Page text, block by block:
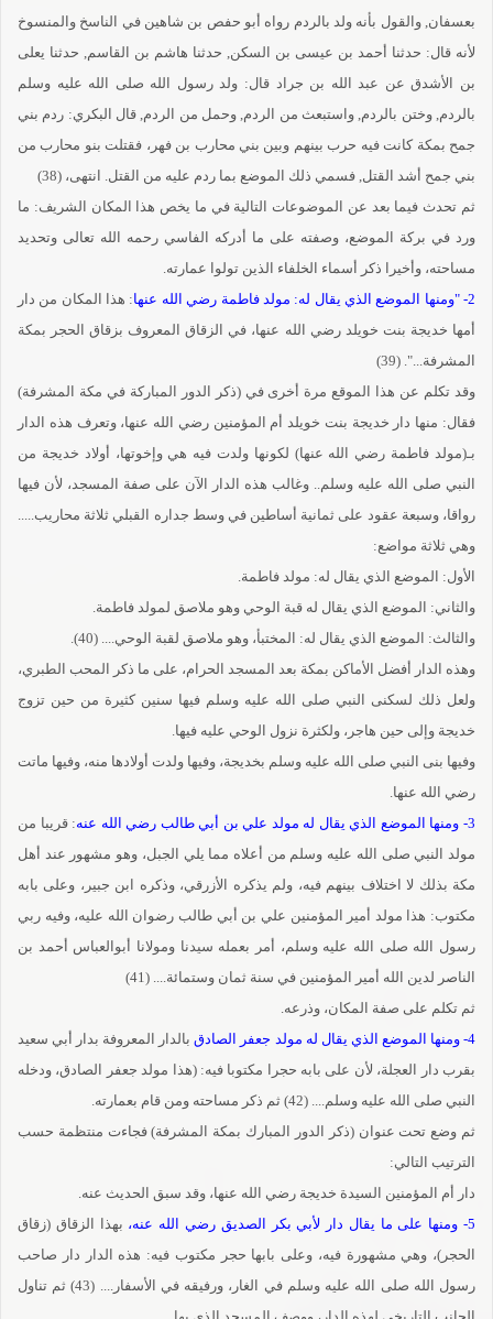
بعسفان, والقول بأنه ولد بالردم رواه أبو حفص بن شاهين في الناسخ والمنسوخ
لأنه قال: حدثنا أحمد بن عيسى بن السكن, حدثنا هاشم بن القاسم, حدثنا يعلى
بن الأشدق عن عبد الله بن جراد قال: ولد رسول الله صلى الله عليه وسلم
بالردم, وختن بالردم, واستبعث من الردم, وحمل من الردم, قال البكري: ردم بني
جمح بمكة كانت فيه حرب بينهم وبين بني محارب بن فهر، فقتلت بنو محارب من
بني جمح أشد القتل, فسمي ذلك الموضع بما ردم عليه من القتل. انتهى، (38)
ثم تحدث فيما بعد عن الموضوعات التالية في ما يخص هذا المكان الشريف: ما
ورد في بركة الموضع، وصفته على ما أدركه الفاسي رحمه الله تعالى وتحديد
مساحته، وأخيرا ذكر أسماء الخلفاء الذين تولوا عمارته.
2- "ومنها الموضع الذي يقال له: مولد فاطمة رضي الله عنها
: هذا المكان من دار
أمها خديجة بنت خويلد رضي الله عنها، في الزقاق المعروف بزقاق الحجر بمكة
المشرفة...". (39)
وقد تكلم عن هذا الموقع مرة أخرى في (ذكر الدور المباركة في مكة المشرفة)
فقال: منها دار خديجة بنت خويلد أم المؤمنين رضي الله عنها، وتعرف هذه الدار
بـ(مولد فاطمة رضي الله عنها) لكونها ولدت فيه هي وإخوتها، أولاد خديجة من
النبي صلى الله عليه وسلم.. وغالب هذه الدار الآن على صفة المسجد، لأن فيها
رواقا، وسبعة عقود على ثمانية أساطين في وسط جداره القبلي ثلاثة محاريب.....
وهي ثلاثة مواضع:
الأول: الموضع الذي يقال له: مولد فاطمة.
والثاني: الموضع الذي يقال له قبة الوحي وهو ملاصق لمولد فاطمة.
والثالث: الموضع الذي يقال له: المختبأ، وهو ملاصق لقبة الوحي.... (40).
وهذه الدار أفضل الأماكن بمكة بعد المسجد الحرام، على ما ذكر المحب الطبري،
ولعل ذلك لسكنى النبي صلى الله عليه وسلم فيها سنين كثيرة من حين تزوج
خديجة وإلى حين هاجر، ولكثرة نزول الوحي عليه فيها.
وفيها بنى النبي صلى الله عليه وسلم بخديجة، وفيها ولدت أولادها منه، وفيها ماتت
رضي الله عنها.
3- ومنها الموضع الذي يقال له مولد علي بن أبي طالب رضي الله عنه
: قريبا من
مولد النبي صلى الله عليه وسلم من أعلاه مما يلي الجبل، وهو مشهور عند أهل
مكة بذلك لا اختلاف بينهم فيه، ولم يذكره الأزرقي، وذكره ابن جبير، وعلى بابه
مكتوب: هذا مولد أمير المؤمنين علي بن أبي طالب رضوان الله عليه، وفيه ربي
رسول الله صلى الله عليه وسلم، أمر بعمله سيدنا ومولانا أبوالعباس أحمد بن
الناصر لدين الله أمير المؤمنين في سنة ثمان وستمائة.... (41)
ثم تكلم على صفة المكان، وذرعه.
4- ومنها الموضع الذي يقال له مولد جعفر الصادق
بالدار المعروفة بدار أبي سعيد
بقرب دار العجلة، لأن على بابه حجرا مكتوبا فيه: (هذا مولد جعفر الصادق، ودخله
النبي صلى الله عليه وسلم.... (42) ثم ذكر مساحته ومن قام بعمارته.
ثم وضع تحت عنوان (ذكر الدور المبارك بمكة المشرفة) فجاءت منتظمة حسب
الترتيب التالي:
دار أم المؤمنين السيدة خديجة رضي الله عنها، وقد سبق الحديث عنه.
5- ومنها على ما يقال دار لأبي بكر الصديق رضي الله عنه،
بهذا الزقاق (زقاق
الحجر)، وهي مشهورة فيه، وعلى بابها حجر مكتوب فيه: هذه الدار دار صاحب
رسول الله صلى الله عليه وسلم في الغار، ورفيقه في الأسفار.... (43) ثم تناول